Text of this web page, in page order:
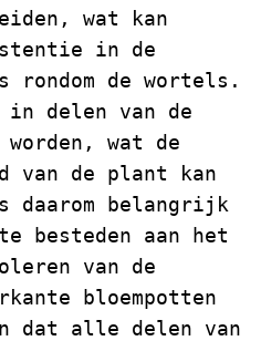
wat kan
in de
rondom de wortels.
delen van de
wat de
van de plant kan
daarom belangrijk
besteden aan het
van de
bloempotten
dat alle delen van